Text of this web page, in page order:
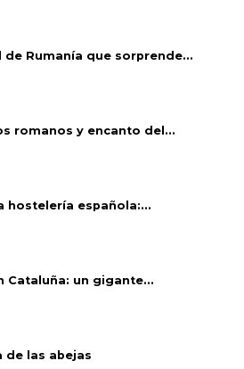
de Rumanía que sorprende...
romanos y encanto del...
hostelería española:...
Cataluña: un gigante...
de las abejas